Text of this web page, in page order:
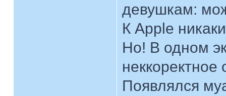
девушкам:
К Apple
Но! В одном
Появлялся